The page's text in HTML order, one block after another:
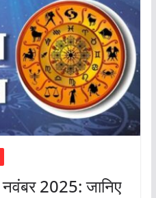
2025: जानिए